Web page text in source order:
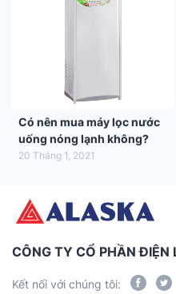
Có nên mua máy lọc nước
uống nóng lạnh không?
20 Tháng 1, 2021
CÔNG TY CỔ PHẦN ĐIỆN
Kết nối với chúng tôi: